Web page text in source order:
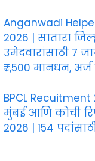
Anganwadi
2026 | सातारा
उमेदवारांसाठी 7
₹7,500 मानधन,
BPCL Recuitment
मुंबई आणि कोची
2026 | 154